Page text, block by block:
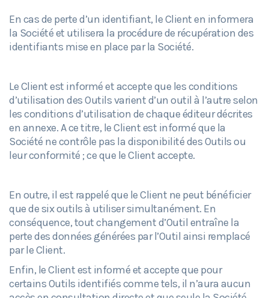
En cas de perte d’un identifiant, le Client en informera
la Société et utilisera la procédure de récupération des
identifiants mise en place par la Société.
Le Client est informé et accepte que les conditions
d’utilisation des Outils varient d’un outil à l’autre selon
les conditions d’utilisation de chaque éditeur décrites
en annexe. A ce titre, le Client est informé que la
Société ne contrôle pas la disponibilité des Outils ou
leur conformité ; ce que le Client accepte.
En outre, il est rappelé que le Client ne peut bénéficier
que de six outils à utiliser simultanément. En
conséquence, tout changement d’Outil entraîne la
perte des données générées par l’Outil ainsi remplacé
par le Client.
Enfin, le Client est informé et accepte que pour
certains Outils identifiés comme tels, il n’aura aucun